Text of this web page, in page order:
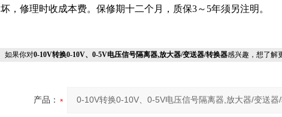
坏，修理时收成本费。保修期十二个月，质保3～5年须另注明。
如果你对0-10V转换0-10V、0-5V电压信号隔离器,放大器/变送器/转换器感兴趣，想了解
产品：